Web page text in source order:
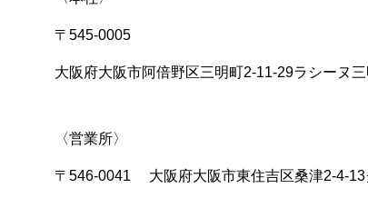
〒545-0005
大阪府大阪市阿倍野区三明町2-11-29ラシーヌ
〈営業所〉
〒546-0041 大阪府大阪市東住吉区桑津2-4-13